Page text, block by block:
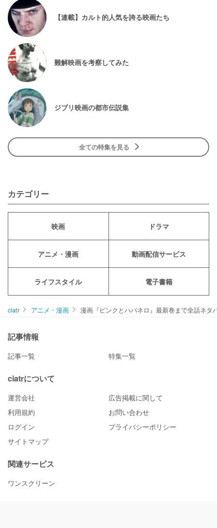
【連載】カルト的人気を誇る映画たち
難解映画を考察してみた
ジブリ映画の都市伝説集
全ての特集を見る
カテゴリー
映画 ドラマ
アニメ・漫画 動画配信サービス
ライフスタイル 電子書籍
ciatr アニメ・漫画 漫画『ピンクとハバネロ』最新巻まで全話ネ
記事情報
記事一覧 特集一覧
ciatrについて
運営会社
広告掲載に関して
利用規約
お問い合わせ
ログイン
プライバシーポリシー
サイトマップ
関連サービス
ワンスクリーン